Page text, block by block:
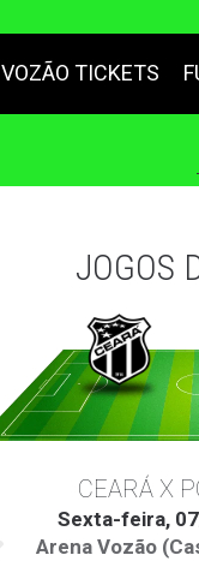
VOZÃO TICKETS
JOGOS
CEARÁ X
Sexta-feira,
Arena Vozão